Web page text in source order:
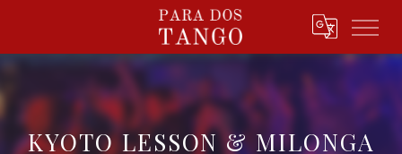
KYOTO LESSON & MILONGA